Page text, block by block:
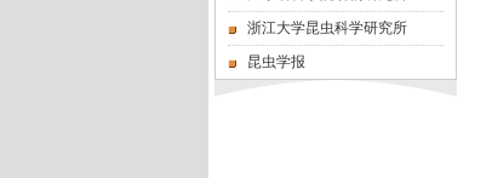
浙江大学昆虫科学研究所
昆虫学报